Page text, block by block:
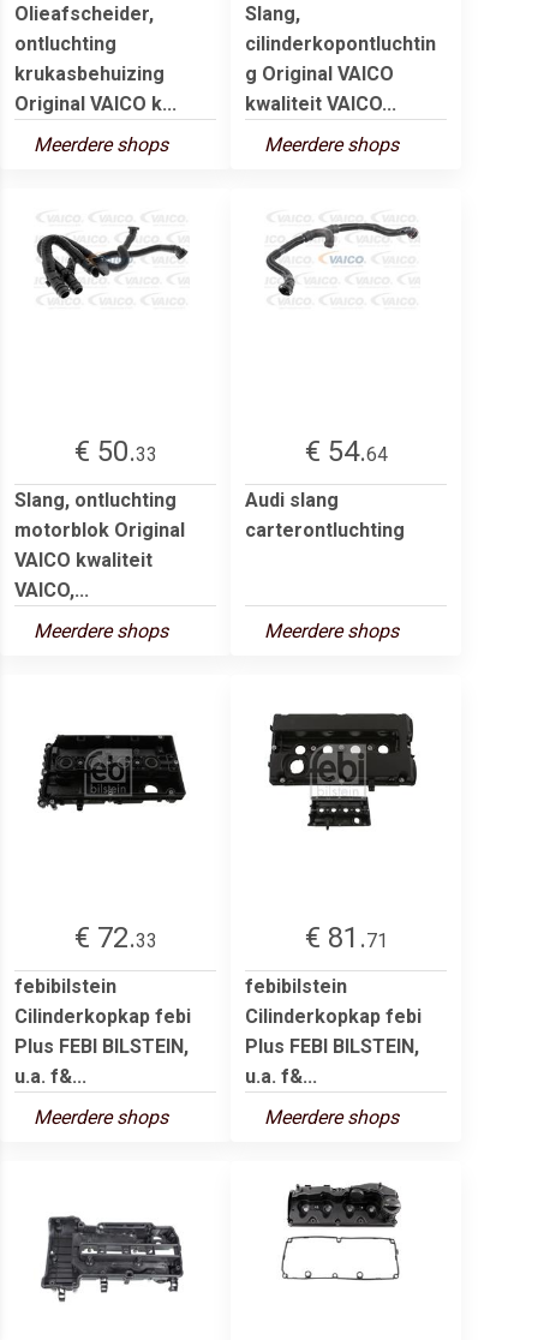
Olieafscheider,
ontluchting
krukasbehuizing
Original VAICO k...
Meerdere shops
Slang,
cilinderkopontluchtin
g Original VAICO
kwaliteit VAICO...
Meerdere shops
€ 50.33
Slang, ontluchting
motorblok Original
VAICO kwaliteit
VAICO,...
Meerdere shops
€ 54.64
Audi slang
carterontluchting
Meerdere shops
€ 72.33
febibilstein
Cilinderkopkap febi
Plus FEBI BILSTEIN,
u.a. f&...
Meerdere shops
€ 81.71
febibilstein
Cilinderkopkap febi
Plus FEBI BILSTEIN,
u.a. f&...
Meerdere shops